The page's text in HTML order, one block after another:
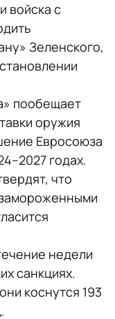
войска с
Зеленского,
пообещает
оружия
Евросоюза
годах.
что
недели
санкциях.
коснутся 193